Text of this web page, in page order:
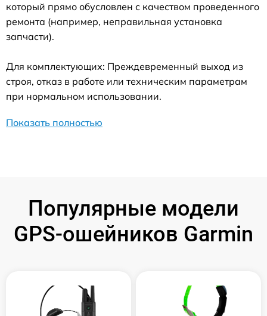
который прямо обусловлен с качеством проведенного
ремонта (например, неправильная установка
запчасти).
Для комплектующих: Преждевременный выход из
строя, отказ в работе или техническим параметрам
при нормальном использовании.
Показать полностью
Популярные модели
GPS-ошейников Garmin